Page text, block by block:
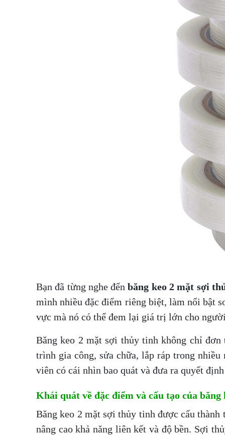
Bạn đã từng nghe đếnbăng keo 2 mặt sợi
mình nhiều đặc điểm riêng biệt, làm nổi bật
vực mà nó có thể đem lại giá trị lớn cho
Băng keo 2 mặt sợi thủy tinh không chỉ
trình gia công, sửa chữa, lắp ráp trong nhiều
viên có cái nhìn bao quát và đưa ra quyết
Khái quát về đặc điểm và cấu tạo của
Băng keo 2 mặt sợi thủy tinh được cấu
nâng cao khả năng liên kết và độ bền. Sợi